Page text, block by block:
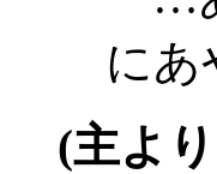
にあ
(主よ